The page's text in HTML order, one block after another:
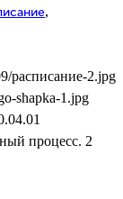
,
расписание-2.jpg
shapka-1.jpg
процесс. 2